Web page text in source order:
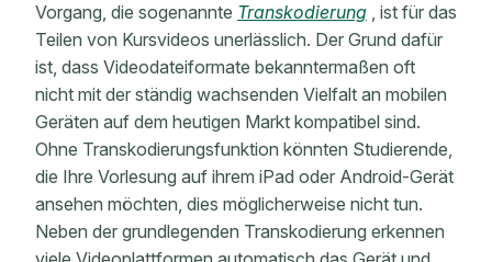
Vorgang, die sogenannte Transkodierung , ist für das
Teilen von Kursvideos unerlässlich. Der Grund dafür
ist, dass Videodateiformate bekanntermaßen oft
nicht mit der ständig wachsenden Vielfalt an mobilen
Geräten auf dem heutigen Markt kompatibel sind.
Ohne Transkodierungsfunktion könnten Studierende,
die Ihre Vorlesung auf ihrem iPad oder Android-Gerät
ansehen möchten, dies möglicherweise nicht tun.
Neben der grundlegenden Transkodierung erkennen